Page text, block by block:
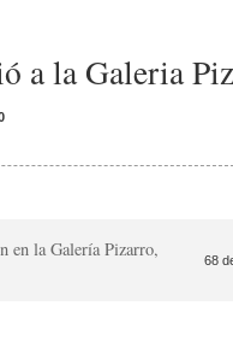
a la Galeria
en la Galería Pizarro,
68